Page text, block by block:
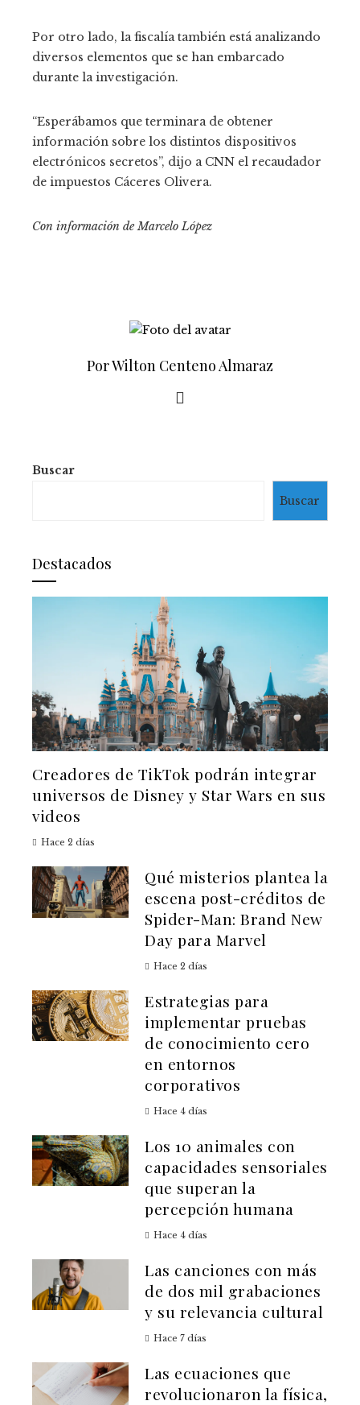
Por otro lado, la fiscalía también está analizando
diversos elementos que se han embarcado
durante la investigación.
“Esperábamos que terminara de obtener
información sobre los distintos dispositivos
electrónicos secretos”, dijo a CNN el recaudador
de impuestos Cáceres Olivera.
Con información de Marcelo López
Por Wilton Centeno Almaraz
Buscar
Buscar
Destacados
Creadores de TikTok podrán integrar
universos de Disney y Star Wars en sus
videos
Hace 2 días
Qué misterios plantea la
escena post-créditos de
Spider-Man: Brand New
Day para Marvel
Hace 2 días
Estrategias para
implementar pruebas
de conocimiento cero
en entornos
corporativos
Hace 4 días
Los 10 animales con
capacidades sensoriales
que superan la
percepción humana
Hace 4 días
Las canciones con más
de dos mil grabaciones
y su relevancia cultural
Hace 7 días
Las ecuaciones que
revolucionaron la física,